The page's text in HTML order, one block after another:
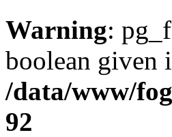
Warning:
boolean given
/data/www/
92